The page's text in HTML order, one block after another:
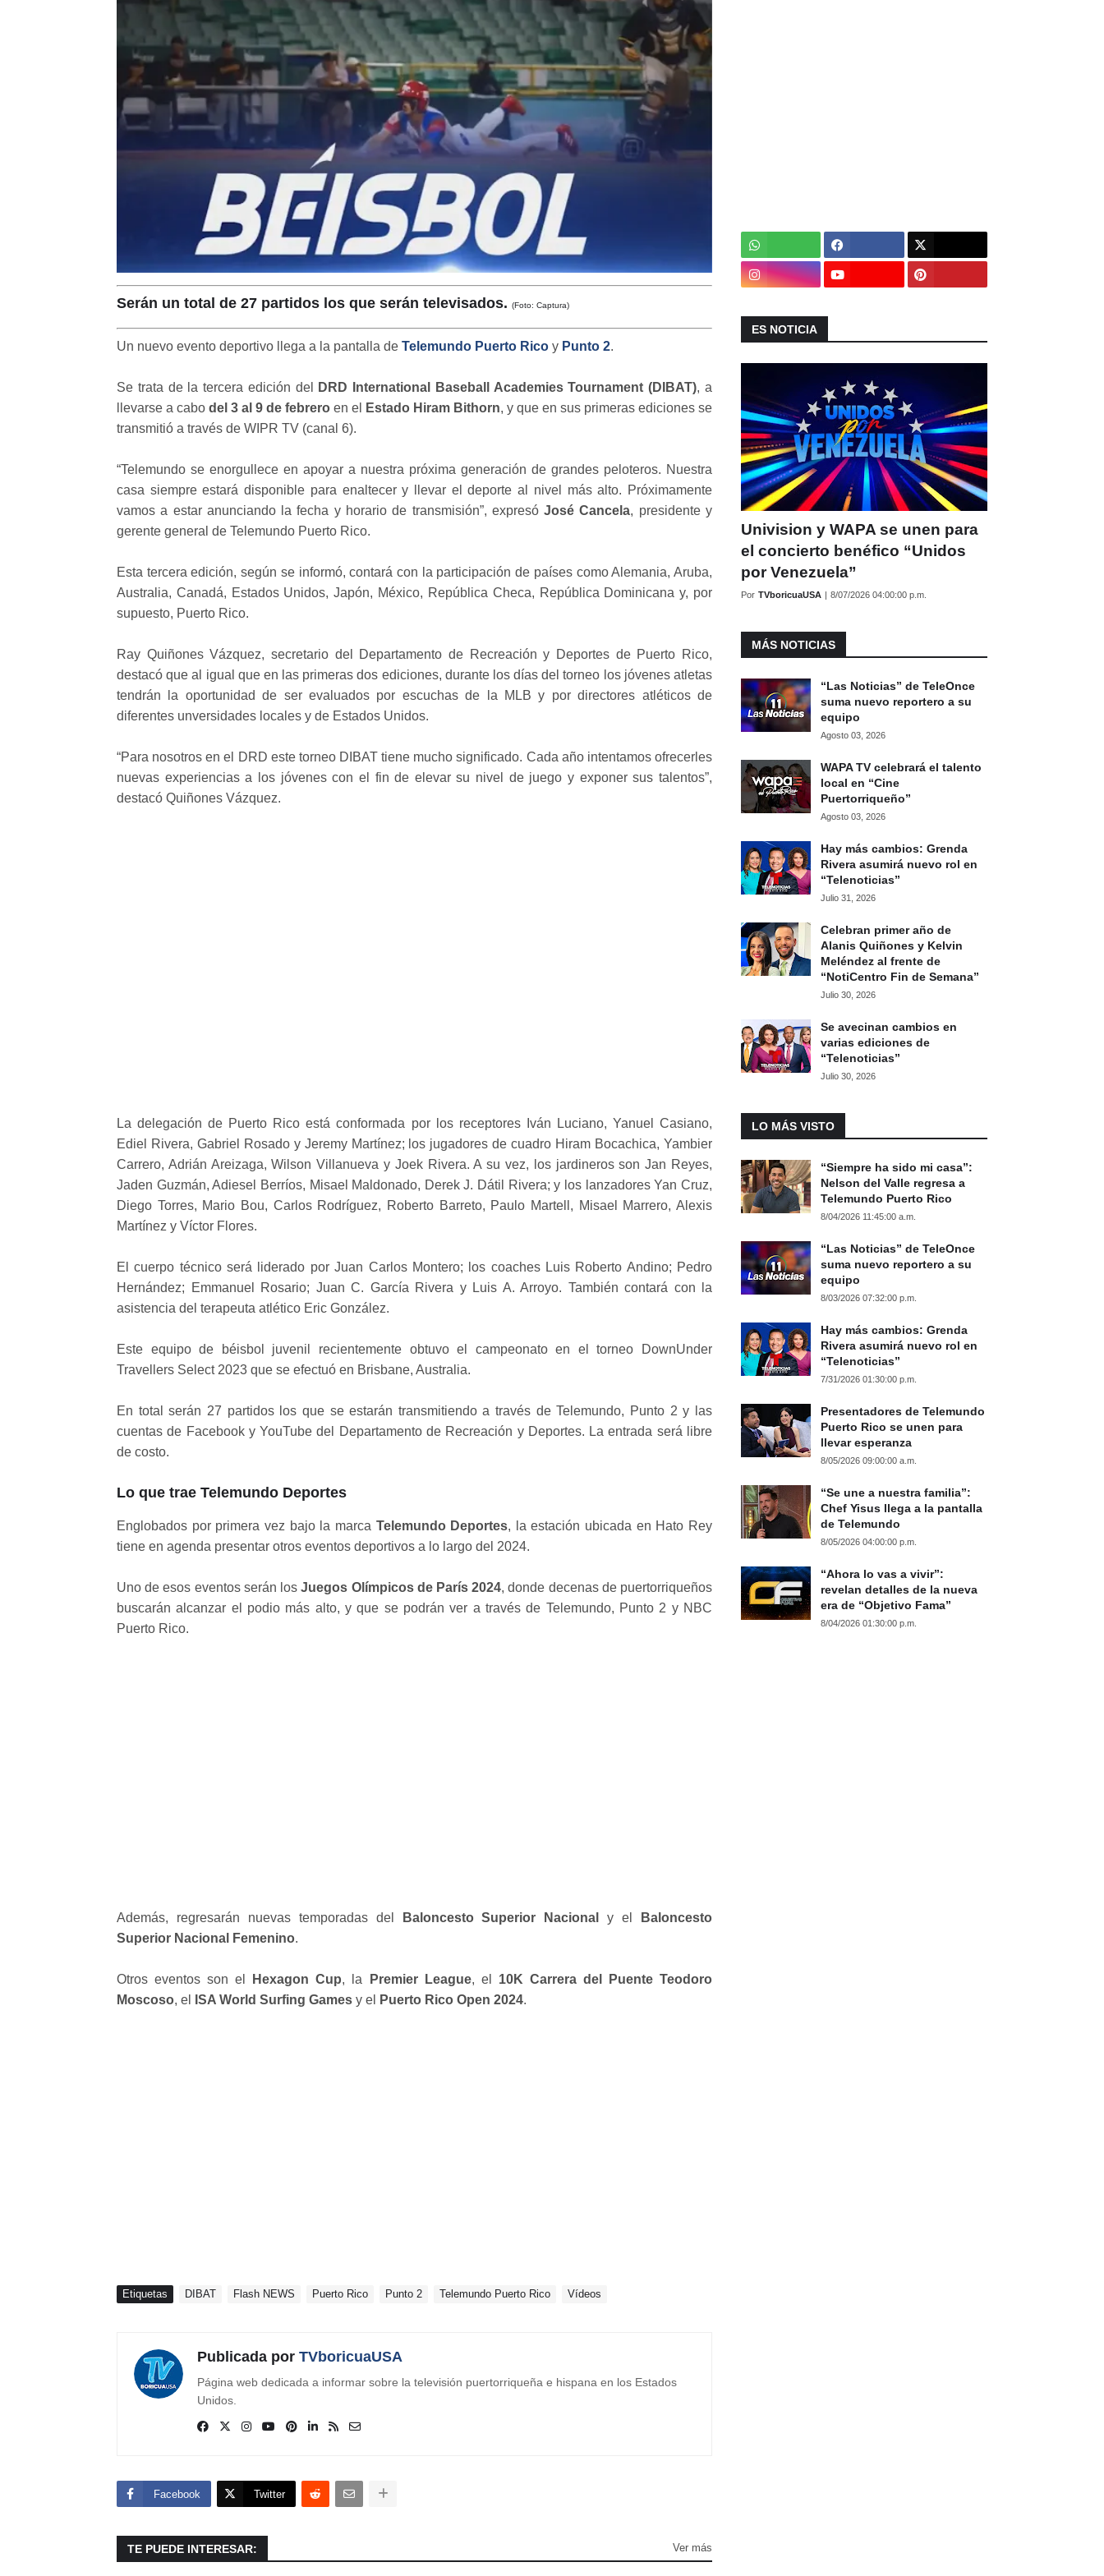
Serán un total de 27 partidos los que serán televisados. (Foto: Captura)
Un nuevo evento deportivo llega a la pantalla de Telemundo Puerto Rico y Punto 2.
Se trata de la tercera edición del DRD International Baseball Academies Tournament (DIBAT), a
llevarse a cabo del 3 al 9 de febrero en el Estado Hiram Bithorn, y que en sus primeras ediciones se
transmitió a través de WIPR TV (canal 6).
“Telemundo se enorgullece en apoyar a nuestra próxima generación de grandes peloteros. Nuestra
casa siempre estará disponible para enaltecer y llevar el deporte al nivel más alto. Próximamente
vamos a estar anunciando la fecha y horario de transmisión”, expresóJosé Cancela, presidente y
gerente general de Telemundo Puerto Rico.
Esta tercera edición, según se informó, contará con la participación de países como Alemania, Aruba,
Australia, Canadá, Estados Unidos, Japón, México, República Checa, República Dominicana y, por
supuesto, Puerto Rico.
Ray Quiñones Vázquez, secretario del Departamento de Recreación y Deportes de Puerto Rico,
destacó que al igual que en las primeras dos ediciones, durante los días del torneo los jóvenes atletas
tendrán la oportunidad de ser evaluados por escuchas de la MLB y por directores atléticos de
diferentes unversidades locales y de Estados Unidos.
“Para nosotros en el DRD este torneo DIBAT tiene mucho significado. Cada año intentamos ofrecerles
nuevas experiencias a los jóvenes con el fin de elevar su nivel de juego y exponer sus talentos”,
destacó Quiñones Vázquez.
La delegación de Puerto Rico está conformada por los receptores Iván Luciano, Yanuel Casiano,
Ediel Rivera, Gabriel Rosado y Jeremy Martínez; los jugadores de cuadro Hiram Bocachica, Yambier
Carrero, Adrián Areizaga, Wilson Villanueva y Joek Rivera. A su vez, los jardineros son Jan Reyes,
Jaden Guzmán, Adiesel Berríos, Misael Maldonado, Derek J. Dátil Rivera; y los lanzadores Yan Cruz,
Diego Torres, Mario Bou, Carlos Rodríguez, Roberto Barreto, Paulo Martell, Misael Marrero, Alexis
Martínez y Víctor Flores.
El cuerpo técnico será liderado por Juan Carlos Montero; los coaches Luis Roberto Andino; Pedro
Hernández; Emmanuel Rosario; Juan C. García Rivera y Luis A. Arroyo. También contará con la
asistencia del terapeuta atlético Eric González.
Este equipo de béisbol juvenil recientemente obtuvo el campeonato en el torneo DownUnder
Travellers Select 2023 que se efectuó en Brisbane, Australia.
En total serán 27 partidos los que se estarán transmitiendo a través de Telemundo, Punto 2 y las
cuentas de Facebook y YouTube del Departamento de Recreación y Deportes. La entrada será libre
de costo.
Lo que trae Telemundo Deportes
Englobados por primera vez bajo la marca Telemundo Deportes, la estación ubicada en Hato Rey
tiene en agenda presentar otros eventos deportivos a lo largo del 2024.
Uno de esos eventos serán losJuegos Olímpicos de París 2024, donde decenas de puertorriqueños
buscarán alcanzar el podio más alto, y que se podrán ver a través de Telemundo, Punto 2 y NBC
Puerto Rico.
Además, regresarán nuevas temporadas del Baloncesto Superior Nacional y el
Baloncesto
Superior Nacional Femenino.
Otros eventos son el Hexagon Cup, la Premier League, el 10K Carrera del Puente Teodoro
Moscoso, el ISA World Surfing Games y el Puerto Rico Open 2024.
Etiquetas DIBAT Flash NEWS Puerto Rico Punto 2 Telemundo Puerto Rico Vídeos
Publicada por TVboricuaUSA
Página web dedicada a informar sobre la televisión puertorriqueña e hispana en los Estados
Unidos.
Facebook Twitter
TE PUEDE INTERESAR: Ver más
ES NOTICIA
Univision y WAPA se unen para
el concierto benéfico “Unidos
por Venezuela”
Por TVboricuaUSA | 8/07/2026 04:00:00 p.m.
MÁS NOTICIAS
“Las Noticias” de TeleOnce
suma nuevo reportero a su
equipo
Agosto 03, 2026
WAPA TV celebrará el talento
local en “Cine
Puertorriqueño”
Agosto 03, 2026
Hay más cambios: Grenda
Rivera asumirá nuevo rol en
“Telenoticias”
Julio 31, 2026
Celebran primer año de
Alanis Quiñones y Kelvin
Meléndez al frente de
“NotiCentro Fin de Semana”
Julio 30, 2026
Se avecinan cambios en
varias ediciones de
“Telenoticias”
Julio 30, 2026
LO MÁS VISTO
“Siempre ha sido mi casa”:
Nelson del Valle regresa a
Telemundo Puerto Rico
8/04/2026 11:45:00 a.m.
“Las Noticias” de TeleOnce
suma nuevo reportero a su
equipo
8/03/2026 07:32:00 p.m.
Hay más cambios: Grenda
Rivera asumirá nuevo rol en
“Telenoticias”
7/31/2026 01:30:00 p.m.
Presentadores de Telemundo
Puerto Rico se unen para
llevar esperanza
8/05/2026 09:00:00 a.m.
“Se une a nuestra familia”:
Chef Yisus llega a la pantalla
de Telemundo
8/05/2026 04:00:00 p.m.
“Ahora lo vas a vivir”:
revelan detalles de la nueva
era de “Objetivo Fama”
8/04/2026 01:30:00 p.m.